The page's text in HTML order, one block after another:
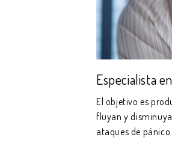
Especialista
El objetivo es
fluyan y
ataques de pánico.